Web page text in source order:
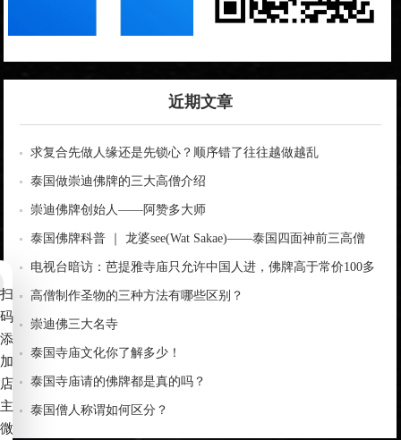
近期文章
求复合先做人缘还是先锁心？顺序错了往往越做越乱
泰国做崇迪佛牌的三大高僧介绍
崇迪佛牌创始人——阿赞多大师
泰国佛牌科普 ｜ 龙婆see(Wat Sakae)——泰国四面神前三高僧
电视台暗访：芭提雅寺庙只允许中国人进，佛牌高于常价100多
倍！
高僧制作圣物的三种方法有哪些区别？
崇迪佛三大名寺
泰国寺庙文化你了解多少！
泰国寺庙请的佛牌都是真的吗？
泰国僧人称谓如何区分？
扫
码
添
加
店
主
微